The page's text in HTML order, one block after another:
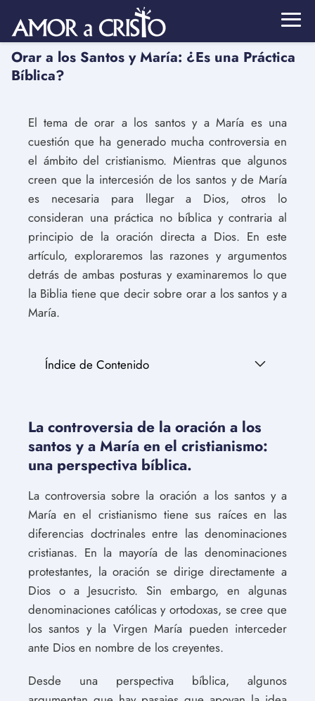
Orar a los Santos y María: ¿Es una Práctica
Bíblica?
El tema de orar a los santos y a María es una
cuestión que ha generado mucha controversia en
el ámbito del cristianismo. Mientras que algunos
creen que la intercesión de los santos y de María
es necesaria para llegar a Dios, otros lo
consideran una práctica no bíblica y contraria al
principio de la oración directa a Dios. En este
artículo, exploraremos las razones y argumentos
detrás de ambas posturas y examinaremos lo que
la Biblia tiene que decir sobre orar a los santos y a
María.
Índice de Contenido
La controversia de la oración a los
santos y a María en el cristianismo:
una perspectiva bíblica.
La controversia sobre la oración a los santos y a
María en el cristianismo tiene sus raíces en las
diferencias doctrinales entre las denominaciones
cristianas. En la mayoría de las denominaciones
protestantes, la oración se dirige directamente a
Dios o a Jesucristo. Sin embargo, en algunas
denominaciones católicas y ortodoxas, se cree que
los santos y la Virgen María pueden interceder
ante Dios en nombre de los creyentes.
Desde una perspectiva bíblica, algunos